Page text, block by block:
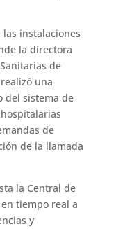
instalaciones
la directora
de
una
del sistema de
de
de la llamada
la Central de
tiempo real a
y